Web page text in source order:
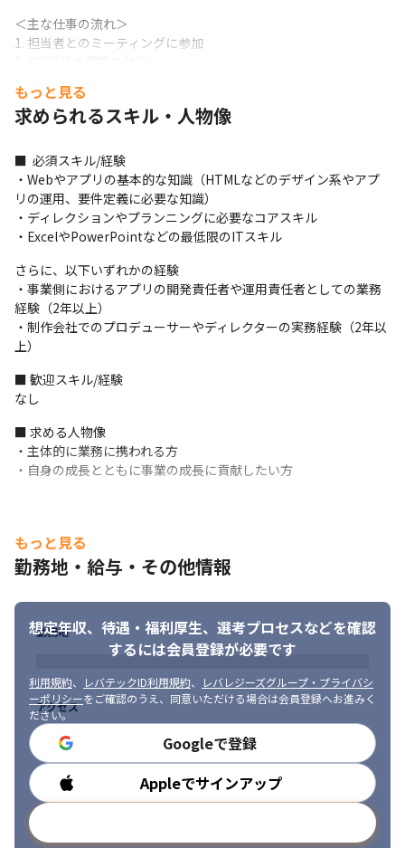
＜主な仕事の流れ＞
1. 担当者とのミーティングに参加
4. 解決策の検証（効果測定、報告レポートの作成）
5. 担当サービス（アプリ）のUI改善・新機能やコンテンツの企
＜チーム詳細＞
開発チームは3名の小数精鋭チームで構成されています。
＜開発手法＞
・プロジェクトごとに異なります
＜使用ツール＞
・コミュニケーションツールはLINE WORKSやGoogle Chat、
Gmailを主に使用しています
■ この仕事の面白み、魅力
・売上が右肩上がりの安定した経営基盤をもつ企業で働くことが
できます
・HTMLの使用経験を活かせます
・飲食業界ではアプリ分野で大成功しているところがまだないた
め、正解を探していくことは大きな冒険であり、楽しさがありま
もっと見る
求められるスキル・人物像
■  必須スキル/経験
・Webやアプリの基本的な知識（HTMLなどのデザイン系やアプ
リの運用、要件定義に必要な知識）
・ディレクションやプランニングに必要なコアスキル
・ExcelやPowerPointなどの最低限のITスキル
さらに、以下いずれかの経験
・事業側におけるアプリの開発責任者や運用責任者としての業務
経験（2年以上）
・制作会社でのプロデューサーやディレクターの実務経験（2年以
上）
■ 歓迎スキル/経験
なし
■ 求める人物像
・主体的に業務に携われる方
・自身の成長とともに事業の成長に貢献したい方
もっと見る
勤務地・給与・その他情報
想定年収、待遇・福利厚生、 選考プロセスなどを確認
するには会員登録が必要です
利用規約、 レバテックID利用規約、
レバレジーズグループ・プライバシ
ーポリシーをご確認のうえ、同意いただける場合は会員登録へお進みく
ださい。
Googleで登録
Appleでサインアップ
勤務地
アクセス
勤務時間